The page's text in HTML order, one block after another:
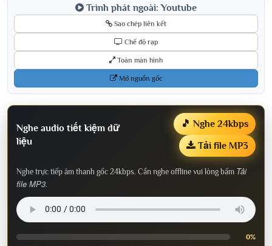
Trình phát ngoài: Youtube
Sao chép liên kết
Chế độ rạp
Toàn màn hình
Mở nguồn gốc
Nghe audio tiết kiệm dữ
liệu
🎵 Nghe 24kbps
Tải file MP3
Nghe trực tiếp âm thanh gốc 24kbps. Cần nghe offline vui lòng bấm Tải
file MP3.
0%